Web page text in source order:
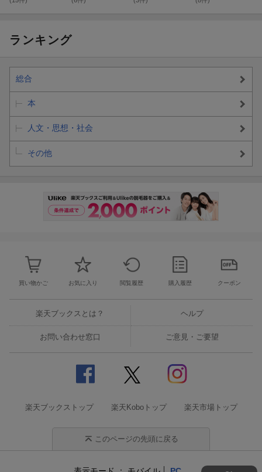
ランキング
総合
本
人文・思想・社会
その他
買い物かご お気に入り 閲覧履歴 購入履歴 クーポン
楽天ブックスとは？ ヘルプ
お問い合わせ窓口 ご意見・ご要望
楽天ブックストップ 楽天Koboトップ 楽天市場トップ
このページの先頭に戻る